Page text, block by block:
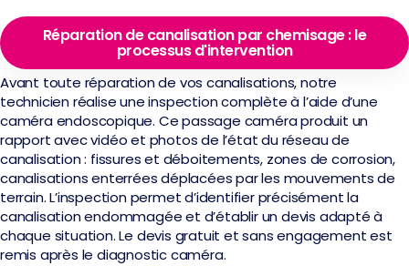
Réparation de canalisation par chemisage : le
processus d'intervention
Avant toute réparation de vos canalisations, notre
technicien réalise une inspection complète à l’aide d’une
caméra endoscopique. Ce passage caméra produit un
rapport avec vidéo et photos de l’état du réseau de
canalisation : fissures et déboitements, zones de corrosion,
canalisations enterrées déplacées par les mouvements de
terrain. L’inspection permet d’identifier précisément la
canalisation endommagée et d’établir un devis adapté à
chaque situation. Le devis gratuit et sans engagement est
remis après le diagnostic caméra.